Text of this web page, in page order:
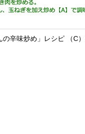
辛味炒め」レシピ （C